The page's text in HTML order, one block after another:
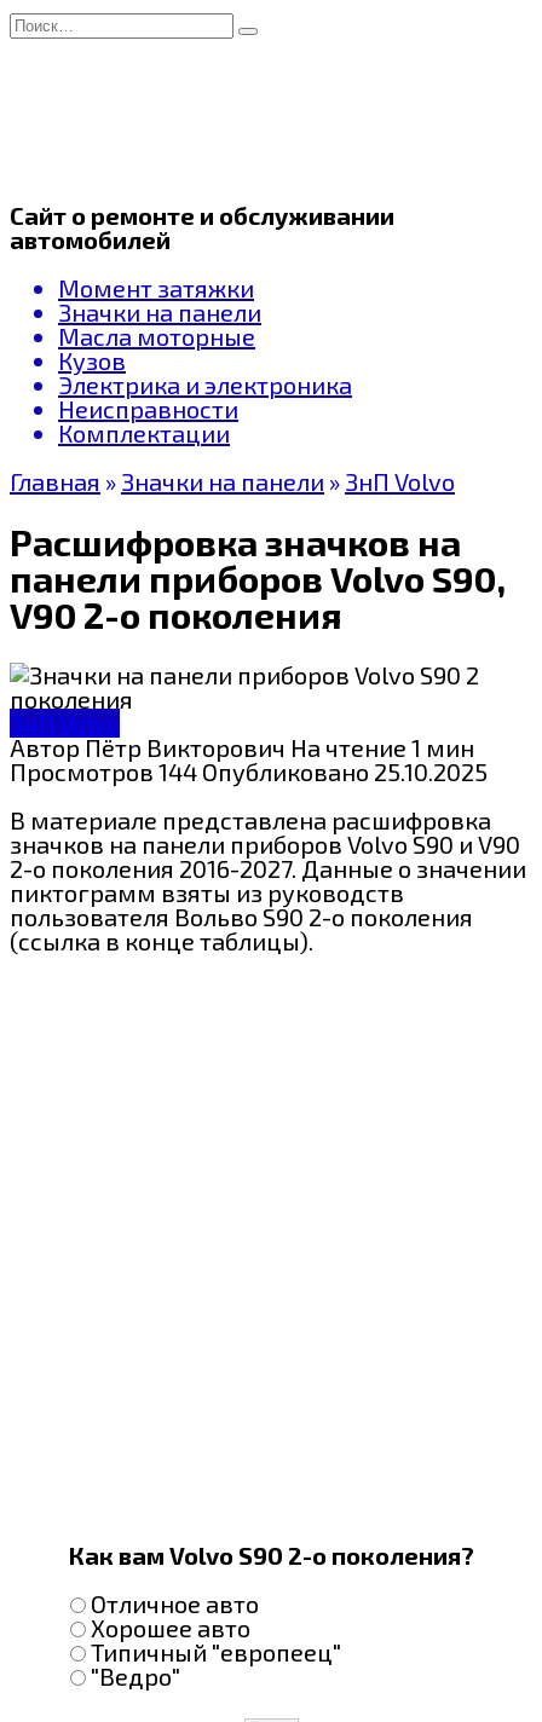
Перейти
к
Search
for:
Сайт о ремонте и обслуживании
автомобилей
Момент затяжки
Значки на панели
Масла моторные
Кузов
Электрика и электроника
Неисправности
Комплектации
Главная » Значки на панели » ЗнП Volvo
Расшифровка значков на
панели приборов Volvo S90,
V90 2-о поколения
ЗнП Volvo
АвторПётр Викторович На чтение 1 мин
Просмотров 144 Опубликовано 25.10.2025
В материале представлена расшифровка
значков на панели приборов Volvo S90 и V90
2-о поколения 2016-2027. Данные о значении
пиктограмм взяты из руководств
пользователя Вольво S90 2-о поколения
(ссылка в конце таблицы).
Как вам Volvo S90 2-о поколения?
Отличное авто
Хорошее авто
Типичный "европеец"
"Ведро"